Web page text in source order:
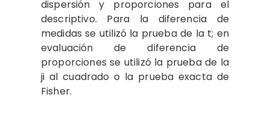
dispersión y proporciones para el
descriptivo. Para la diferencia de
medidas se utilizó la prueba de la t; en
evaluación de diferencia de
proporciones se utilizó la prueba de la
ji al cuadrado o la prueba exacta de
Fisher.